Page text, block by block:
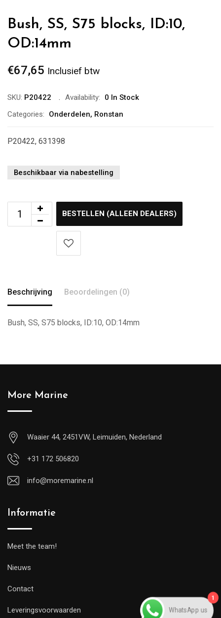
Bush, SS, S75 blocks, ID:10,
OD:14mm
€67,65 Inclusief btw
SKU: P20422 Availability:
0 In Stock
Categories:
Onderdelen, Ronstan
P20422, 631398
Beschikbaar via nabestelling
BESTELLEN (ALLEEN DEALERS)
Beschrijving Beoordelingen (0)
Bush, SS, S75 blocks, ID:10, OD:14mm
More Marine
Waaier 44, 2451VW, Leimuiden, Nederland
+31 172 506820
info@moremarine.nl
Informatie
Meet the team!
Nieuws
Contact
Leveringsvoorwaarden
1
WhatsApp us